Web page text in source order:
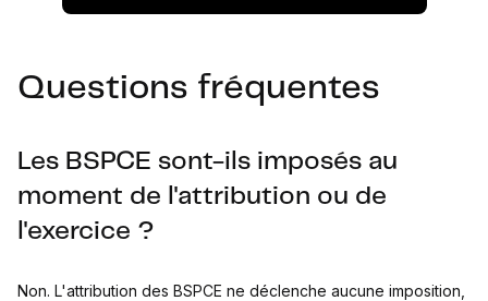
Questions fréquentes
Les BSPCE sont-ils imposés au
moment de l'attribution ou de
l'exercice ?
Non. L'attribution des BSPCE ne déclenche aucune imposition,